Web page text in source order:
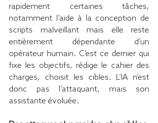
rapidement certaines tâches,
notamment l’aide à la conception de
scripts malveillant mais elle reste
entièrement dépendante d’un
opérateur humain. C’est ce dernier qui
fixe les objectifs, rédige le cahier des
charges, choisit les cibles. L’IA n’est
donc pas l’attaquant, mais son
assistante évoluée.